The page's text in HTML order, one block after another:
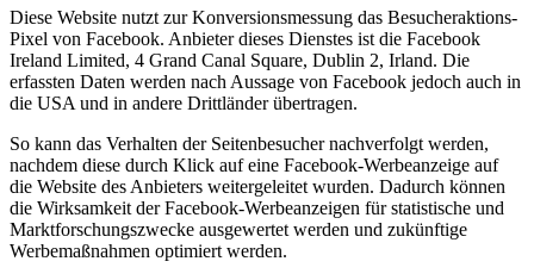
Diese Website nutzt zur Konversionsmessung das Besucheraktions-
Pixel von Facebook. Anbieter dieses Dienstes ist die Facebook
Ireland Limited, 4 Grand Canal Square, Dublin 2, Irland. Die
erfassten Daten werden nach Aussage von Facebook jedoch auch in
die USA und in andere Drittländer übertragen.
So kann das Verhalten der Seitenbesucher nachverfolgt werden,
nachdem diese durch Klick auf eine Facebook-Werbeanzeige auf
die Website des Anbieters weitergeleitet wurden. Dadurch können
die Wirksamkeit der Facebook-Werbeanzeigen für statistische und
Marktforschungszwecke ausgewertet werden und zukünftige
Werbemaßnahmen optimiert werden.